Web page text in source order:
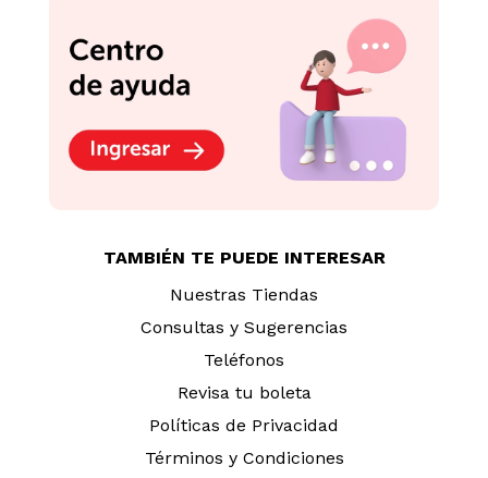
TAMBIÉN TE PUEDE INTERESAR
Nuestras Tiendas
Consultas y Sugerencias
Teléfonos
Revisa tu boleta
Políticas de Privacidad
Términos y Condiciones